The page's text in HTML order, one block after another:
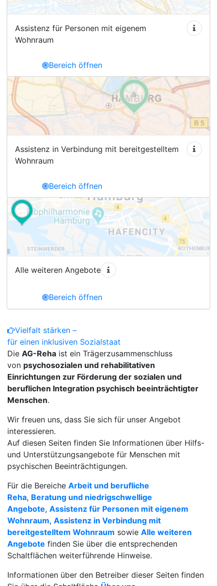
Assistenz für Personen mit eigenem
Wohnraum
Bereich öffnen
Assistenz in Verbindung mit bereitgestelltem
Wohnraum
Bereich öffnen
Alle weiteren Angebote
Bereich öffnen
Vielfalt stärken –
für einen inklusiven Sozialstaat
Die AG-Reha ist ein Trägerzusammenschluss
von psychosozialen und rehabilitativen
Einrichtungen zur Förderung der sozialen und
beruflichen Integration psychisch beeinträchtigter
Menschen.
Wir freuen uns, dass Sie sich für unser Angebot
interessieren.
Auf diesen Seiten finden Sie Informationen über Hilfs-
und Unterstützungsangebote für Menschen mit
psychischen Beeinträchtigungen.
Für die Bereiche Arbeit und berufliche
Reha, Beratung und niedrigschwellige
Angebote, Assistenz für Personen mit eigenem
Wohnraum, Assistenz in Verbindung mit
bereitgestelltem Wohnraum sowie Alle weiteren
Angebote finden Sie über die entsprechenden
Schaltflächen weiterführende Hinweise.
Informationen über den Betreiber dieser Seiten finden